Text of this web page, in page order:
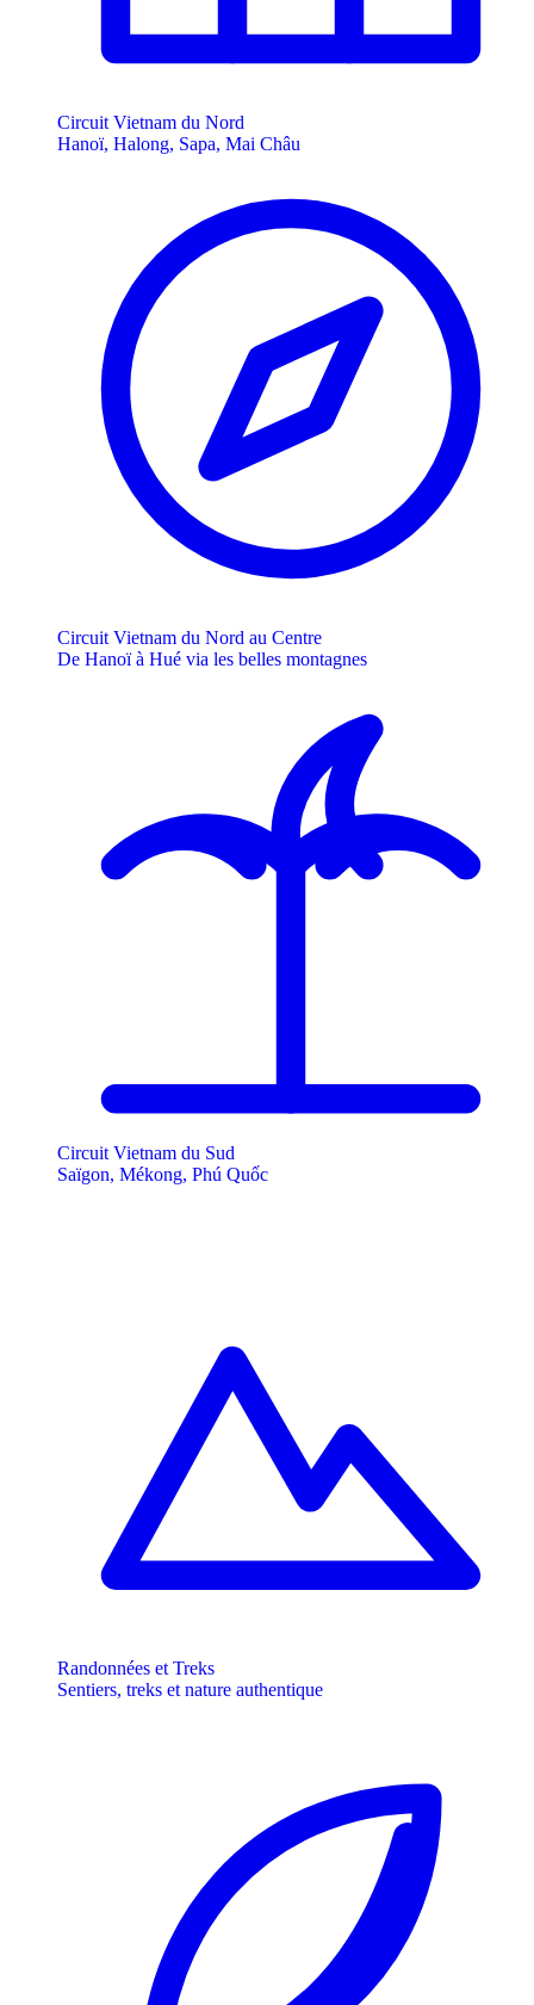
Circuit Vietnam du Nord
Hanoï, Halong, Sapa, Mai Châu
Circuit Vietnam du Nord au Centre
De Hanoï à Hué via les belles montagnes
Circuit Vietnam du Sud
Saïgon, Mékong, Phú Quốc
Randonnées et Treks
Sentiers, treks et nature authentique